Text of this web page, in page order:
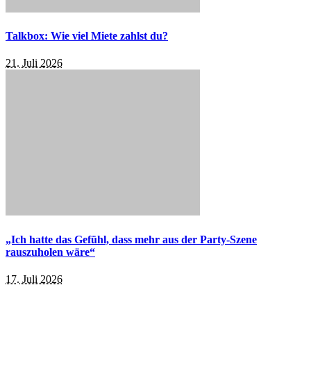
Talkbox: Wie viel Miete zahlst du?
21. Juli 2026
„Ich hatte das Gefühl, dass mehr aus der Party-Szene
rauszuholen wäre“
17. Juli 2026